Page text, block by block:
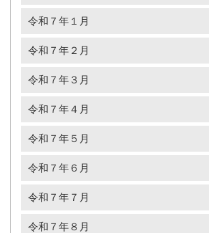
令和７年１月
令和７年２月
令和７年３月
令和７年４月
令和７年５月
令和７年６月
令和７年７月
令和７年８月